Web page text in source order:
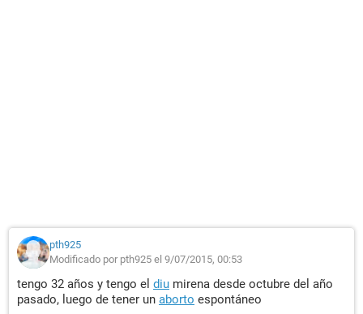
pth925
Modificado por pth925 el 9/07/2015, 00:53
tengo 32 años y tengo el diu mirena desde octubre del año
pasado, luego de tener un aborto espontáneo